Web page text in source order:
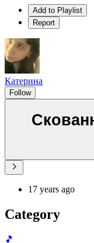
Add to Playlist
Report
Катерина
Follow
17 years ago
Category
🎵